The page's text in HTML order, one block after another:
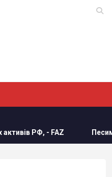
Песимізм повернувся в